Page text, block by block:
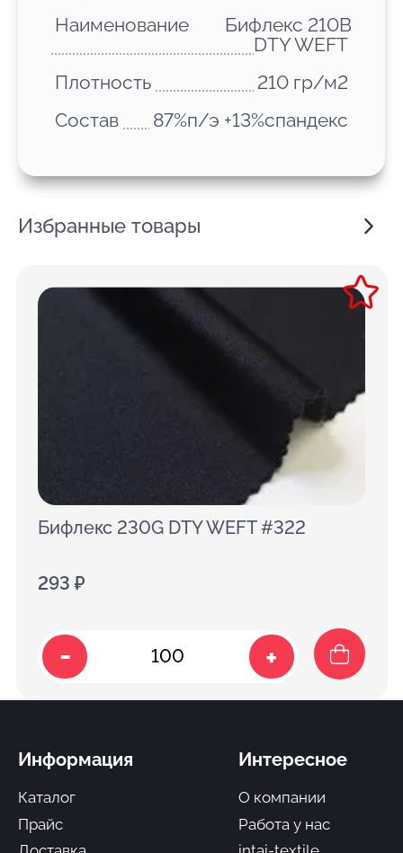
Наименование
Бифлекс 210B
DTY WEFT
Плотность
210 гр/м2
Состав
87%п/э +13%спандекс
Избранные товары
Бифлекс 230G DTY WEFT #322
293 ₽
- +
Информация
Каталог
Прайс
Интересное
О компании
Работа у нас